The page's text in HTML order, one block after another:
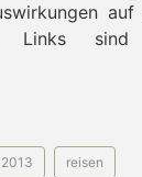
Links
reisen